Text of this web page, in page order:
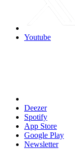
Youtube
Deezer
Spotify
App Store
Google Play
Newsletter